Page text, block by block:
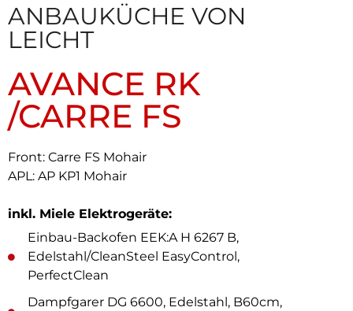
ANBAUKÜCHE VON
LEICHT
AVANCE RK
/CARRE FS
Front: Carre FS Mohair
APL: AP KP1 Mohair
inkl. Miele Elektrogeräte:
Einbau-Backofen EEK:A H 6267 B,
Edelstahl/CleanSteel EasyControl,
PerfectClean
Dampfgarer DG 6600, Edelstahl, B60cm,